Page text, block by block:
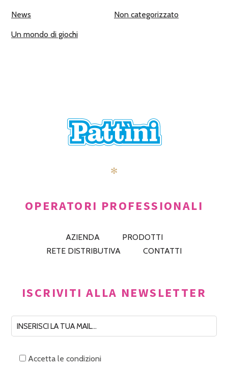
News Non categorizzato
Un mondo di giochi
✻
OPERATORI PROFESSIONALI
AZIENDA
PRODOTTI
RETE DISTRIBUTIVA
CONTATTI
ISCRIVITI ALLA NEWSLETTER
Accetta le condizioni